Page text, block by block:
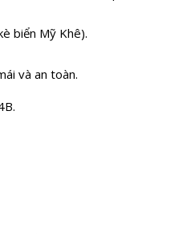
biển Mỹ Khê).
và an toàn.